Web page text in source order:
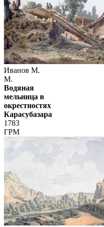
Иванов М.
М.
Водяная
мельница в
окрестностях
Карасубазара
1783
ГРМ